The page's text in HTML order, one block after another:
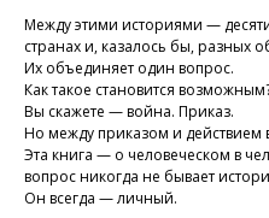
Между этими историями —
странах и, казалось бы, разных
Их объединяет один вопрос.
Как такое становится
Вы скажете — война. Приказ.
Но между приказом и действием
Эта книга — о человеческом в
вопрос никогда не бывает
Он всегда — личный.